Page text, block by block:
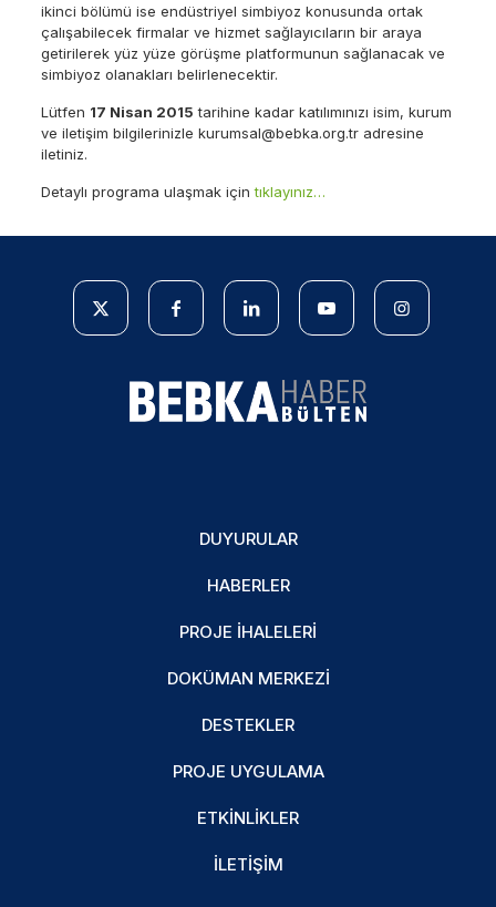
ikinci bölümü ise endüstriyel simbiyoz konusunda ortak
çalışabilecek firmalar ve hizmet sağlayıcıların bir araya
getirilerek yüz yüze görüşme platformunun sağlanacak ve
simbiyoz olanakları belirlenecektir.
Lütfen 17 Nisan 2015 tarihine kadar katılımınızı isim, kurum
ve iletişim bilgilerinizle kurumsal@bebka.org.tradresine
iletiniz.
Detaylı programa ulaşmak içintıklayınız…
DUYURULAR
HABERLER
PROJE İHALELERI
DOKÜMAN MERKEZI
DESTEKLER
PROJE UYGULAMA
ETKINLIKLER
İLETIŞIM